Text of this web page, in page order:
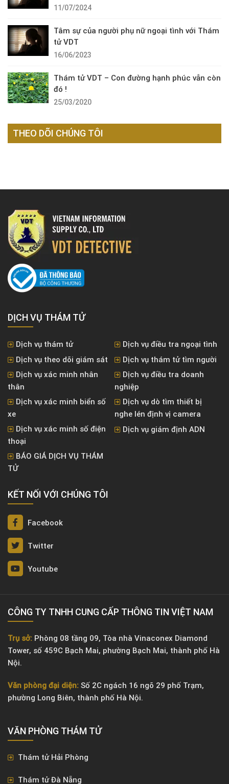
11/07/2024
Tâm sự của người phụ nữ ngoại tình với Thám
tử VDT
16/06/2023
Thám tử VDT – Con đường hạnh phúc vẫn còn
đó !
25/03/2020
THEO DÕI CHÚNG TÔI
DỊCH VỤ THÁM TỬ
Dịch vụ thám tử
Dịch vụ điều tra ngoại tình
Dịch vụ theo dõi giám sát
Dịch vụ thám tử tìm người
Dịch vụ xác minh nhân
thân
Dịch vụ điều tra doanh
nghiệp
Dịch vụ xác minh biển số
xe
Dịch vụ dò tìm thiết bị
nghe lén định vị camera
Dịch vụ xác minh số điện
thoại
Dịch vụ giám định ADN
BÁO GIÁ DỊCH VỤ THÁM
TỬ
KẾT NỐI VỚI CHÚNG TÔI
Facebook
Twitter
Youtube
CÔNG TY TNHH CUNG CẤP THÔNG TIN VIỆT NAM
Trụ sở: Phòng 08 tầng 09, Tòa nhà Vinaconex Diamond
Tower, số 459C Bạch Mai, phường Bạch Mai, thành phố Hà
Nội.
Văn phòng đại diện: Số 2C ngách 16 ngõ 29 phố Trạm,
phường Long Biên, thành phố Hà Nội.
VĂN PHÒNG ​THÁM TỬ
Thám tử Hải Phòng
Thám tử Đà Nẵng